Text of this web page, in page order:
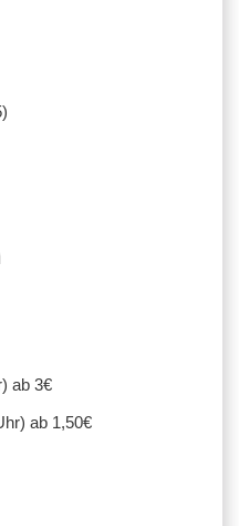
ab 3€
ab 1,50€